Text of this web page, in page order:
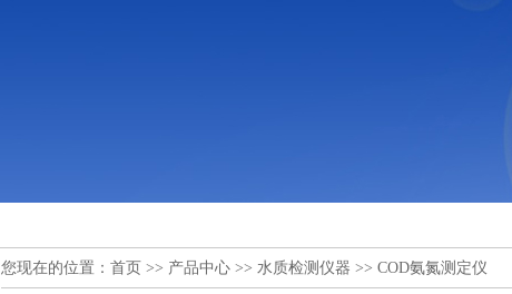
您现在的位置： 首页 >> 产品中心 >> 水质检测仪器 >> COD氨氮测定仪